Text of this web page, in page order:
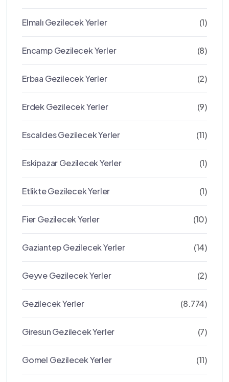
Elmalı Gezilecek Yerler (1)
Encamp Gezilecek Yerler (8)
Erbaa Gezilecek Yerler (2)
Erdek Gezilecek Yerler (9)
Escaldes Gezilecek Yerler (11)
Eskipazar Gezilecek Yerler (1)
Etlikte Gezilecek Yerler (1)
Fier Gezilecek Yerler (10)
Gaziantep Gezilecek Yerler (14)
Geyve Gezilecek Yerler (2)
Gezilecek Yerler (8.774)
Giresun Gezilecek Yerler (7)
Gomel Gezilecek Yerler (11)